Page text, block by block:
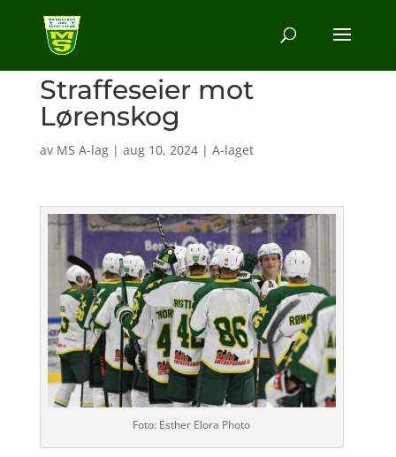
Straffeseier mot
Lørenskog
av MS A-lag| aug 10, 2024| A-laget
Foto: Esther Elora Photo